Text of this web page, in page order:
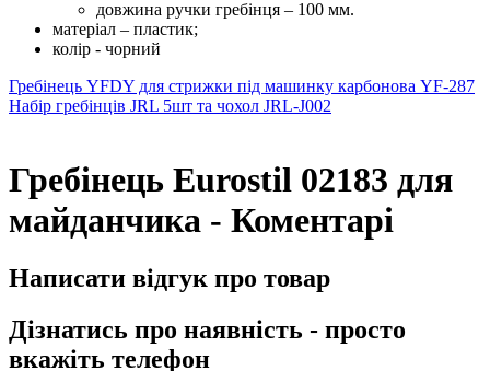
довжина ручки гребінця – 100 мм.
матеріал – пластик;
колір - чорний
Гребінець YFDY для стрижки під машинку карбонова YF-287
Набір гребінців JRL 5шт та чохол JRL-J002
Гребінець Eurostil 02183 для
майданчика - Коментарі
Написати відгук про товар
Дізнатись про наявність - просто
вкажіть телефон